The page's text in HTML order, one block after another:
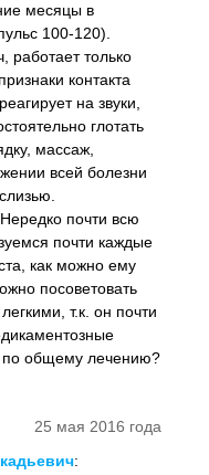
месяцы в
100-120).
работает только
контакта
на звуки,
глотать
массаж,
всей болезни
почти всю
почти каждые
как можно ему
посоветовать
т.к. он почти
по общему лечению?
25 мая 2016 года
: